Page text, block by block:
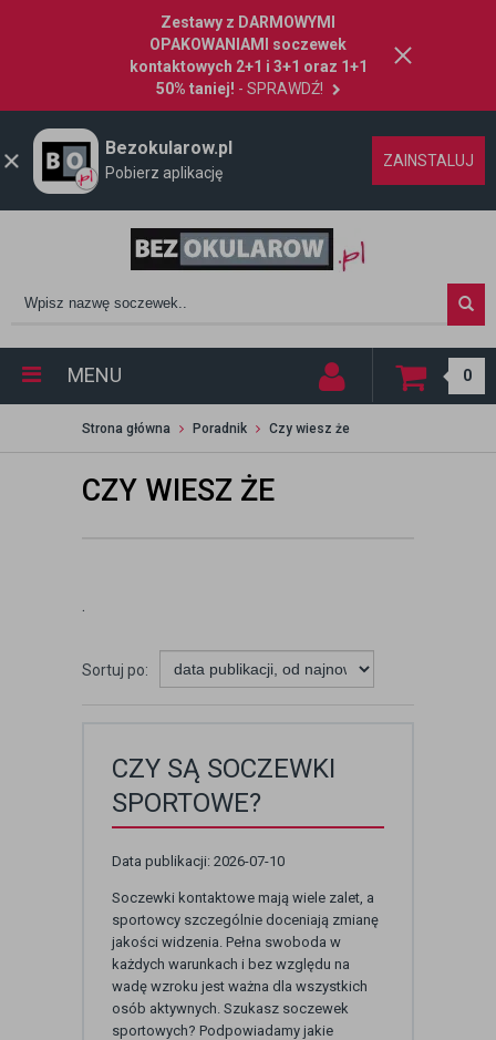
Zestawy z DARMOWYMI
OPAKOWANIAMI soczewek
kontaktowych 2+1 i 3+1 oraz 1+1
50% taniej! - SPRAWDŹ!
Bezokularow.pl
Pobierz aplikację
ZAINSTALUJ
MENU 0
Strona główna Poradnik Czy wiesz że
CZY WIESZ ŻE
.
Sortuj po:
CZY SĄ SOCZEWKI
SPORTOWE?
Data publikacji: 2026-07-10
Soczewki kontaktowe mają wiele zalet, a
sportowcy szczególnie doceniają zmianę
jakości widzenia. Pełna swoboda w
każdych warunkach i bez względu na
wadę wzroku jest ważna dla wszystkich
osób aktywnych. Szukasz soczewek
sportowych? Podpowiadamy jakie